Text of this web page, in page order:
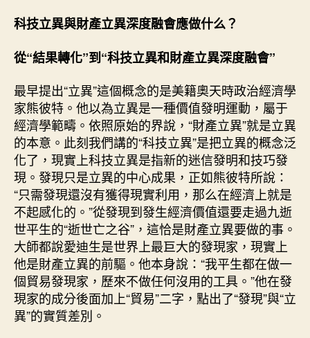
導
的
科
技
立
異
_
中
國
網〉
中
科技立異與財產立異深度融會應做什么？
從“結果轉化”到“科技立異和財產立異深度融會”
最早提出“立異”這個概念的是美籍奧天時政治經濟學
家熊彼特。他以為立異是一種價值發明運動，屬于
經濟學範疇。依照原始的界說，“財產立異”就是立異
的本意。此刻我們講的“科技立異”是把立異的概念泛
化了，現實上科技立異是指新的迷信發明和技巧發
現。發現只是立異的中心成果，正如熊彼特所說：
“只需發現還沒有獲得現實利用，那么在經濟上就是
不起感化的。”從發現到發生經濟價值還要走過九逝
世平生的“逝世亡之谷”，這恰是財產立異要做的事。
大師都說愛迪生是世界上最巨大的發現家，現實上
他是財產立異的前驅。他本身說：“我平生都在做一
個貿易發現家，歷來不做任何沒用的工具。”他在發
現家的成分後面加上“貿易”二字，點出了“發現”與“立
異”的實質差別。